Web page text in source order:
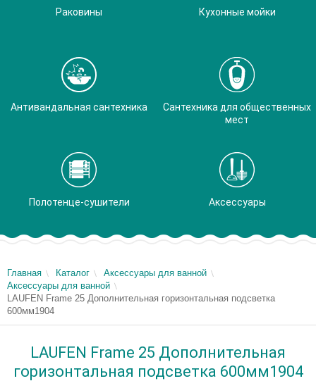
Раковины Кухонные мойки
Антивандальная сантехника
Сантехника для общественных
мест
Полотенце-сушители Аксессуары
Главная Каталог
Аксессуары для ванной
Аксессуары для ванной
LAUFEN Frame 25 Дополнительная горизонтальная подсветка
600мм1904
LAUFEN Frame 25 Дополнительная
горизонтальная подсветка 600мм1904